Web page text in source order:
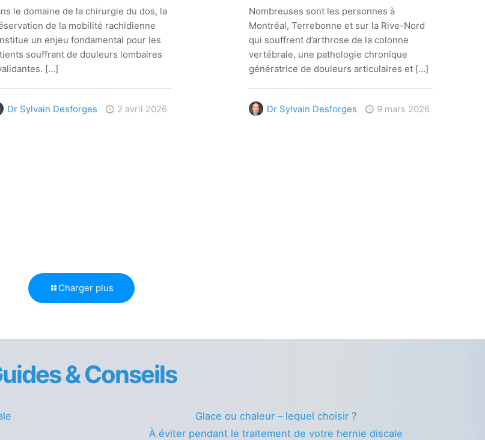
le domaine de la chirurgie du dos, la
de la mobilité rachidienne
un enjeu fondamental pour les
souffrant de douleurs lombaires
[…]
Dr Sylvain Desforges 2 avril 2026
Nombreuses sont les personnes à
Montréal, Terrebonne et sur la Rive-Nord
qui souffrent d’arthrose de la colonne
vertébrale, une pathologie chronique
génératrice de douleurs articulaires et[…]
Dr Sylvain Desforges 9 mars 2026
Charger plus
& Conseils
Glace ou chaleur – lequel choisir ?
À éviter pendant le traitement de votre hernie discale